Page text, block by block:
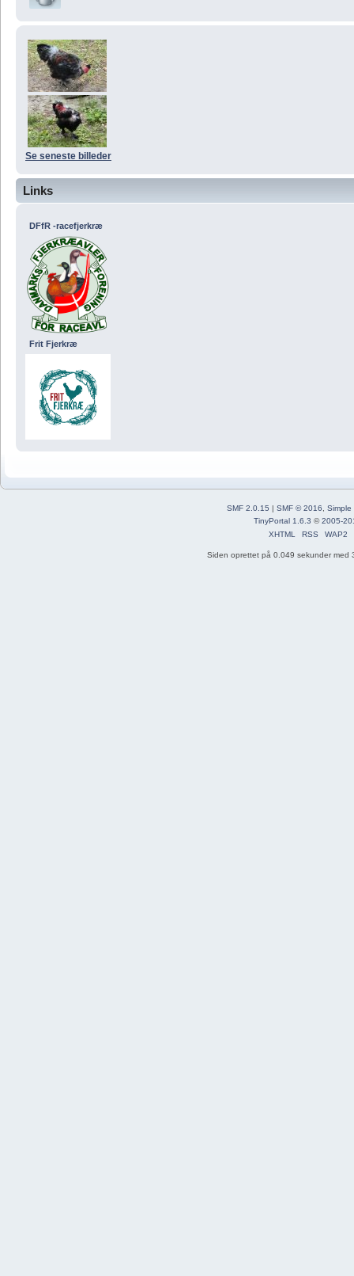
Se seneste billeder
Links
DFfR -racefjerkræ
Frit Fjerkræ
SMF 2.0.15 SMF © 2016, Simple
TinyPortal 1.6.3 ©2005-
XHTML
RSS WAP2
Siden oprettet på 0.049 sekunder med